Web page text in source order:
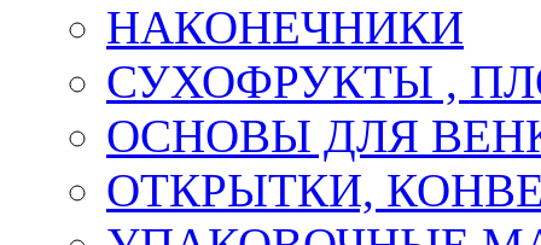
НАКОНЕЧНИКИ
СУХОФРУКТЫ ,
ОСНОВЫ ДЛЯ
ОТКРЫТКИ,